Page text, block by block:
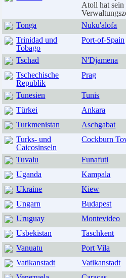
Atoll hat sein
Tonga
Nuku'alofa
Trinidad und
Tobago
Port-of-Spain
Tschad
N'Djamena
Tschechische
Republik
Prag
Tunesien
Tunis
Türkei
Ankara
Turkmenistan
Aschgabat
Turks- und
Caicosinseln
Cockburn
Tuvalu Funafuti
Uganda
Kampala
Ukraine
Kiew
Ungarn
Budapest
Uruguay
Montevideo
Usbekistan
Taschkent
Vanuatu
Port Vila
Vatikanstadt
Vatikanstadt